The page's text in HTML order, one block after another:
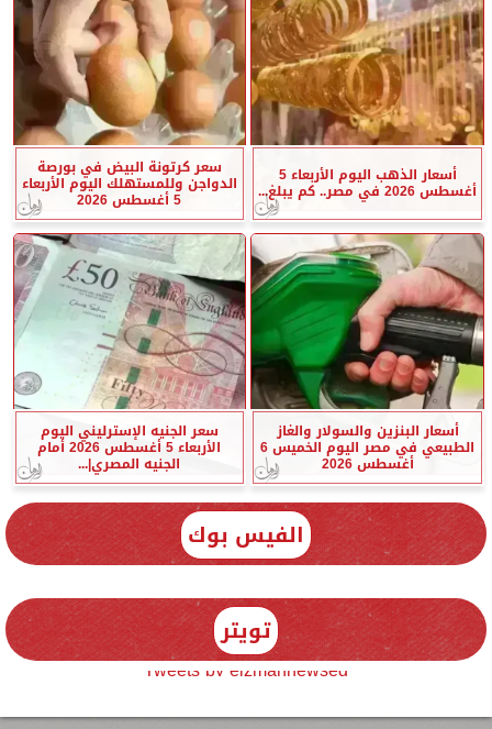
أسعار الذهب اليوم الأربعاء 5
أغسطس 2026 في مصر.. كم يبلغ...
سعر كرتونة البيض في بورصة
الدواجن وللمستهلك اليوم الأربعاء
5 أغسطس 2026
أسعار البنزين والسولار والغاز
الطبيعي في مصر اليوم الخميس 6
أغسطس 2026
سعر الجنيه الإسترليني اليوم
الأربعاء 5 أغسطس 2026 أمام
الجنيه المصري|...
الفيس بوك
تويتر
Tweets by elzmannewseg